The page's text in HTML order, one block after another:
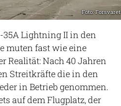
Foto: Forsvaret
35A Lightning II in den
muten fast wie eine
Realität: Nach 40 Jahren
Streitkräfte die in den
in Betrieb genommen.
auf dem Flugplatz, der